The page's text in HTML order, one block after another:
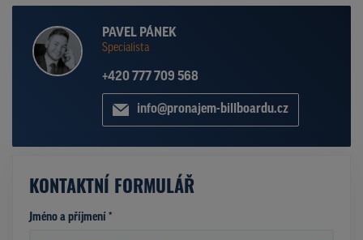
PAVEL PÁNEK
Specialista
+420 777 709 568
info@pronajem-billboardu.cz
KONTAKTNÍ FORMULÁŘ
Jméno a příjmení *